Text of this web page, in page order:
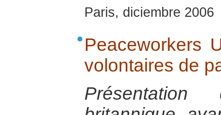
Paris, diciembre 2006
Peaceworkers
volontaires de
Présentation